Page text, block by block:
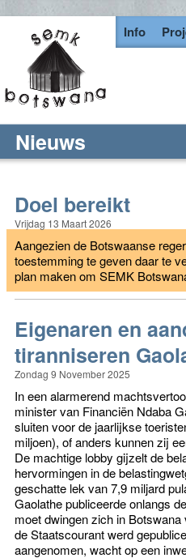
Info
Nieuws
Doel bereikt
Vrijdag 13 Maart 2026
Aangezien de Botswaanse
toestemming te geven daar te
plan maken om SEMK
Eigenaren en
tiranniseren
Zondag 9 November 2025
In een alarmerend
minister van Financiën Ndaba
sluiten voor de jaarlijkse
miljoen), of anders kunnen zij
De machtige lobby gijzelt de
hervormingen in de
geschatte lek van 7,9 miljard
Gaolathe publiceerde onlangs
moet dwingen zich in
de Staatscourant werd
aangenomen, wacht op een